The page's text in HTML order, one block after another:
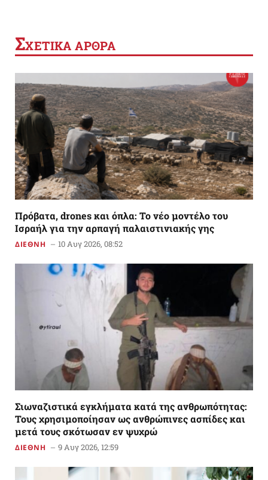
ΣΧΕΤΙΚΑ ΑΡΘΡΑ
Πρόβατα, drones και όπλα: Το νέο μοντέλο του
Ισραήλ για την αρπαγή παλαιστινιακής γης
ΔΙΕΘΝΗ 10 Αυγ 2026, 08:52
Σιωναζιστικά εγκλήματα κατά της ανθρωπότητας:
Τους χρησιμοποίησαν ως ανθρώπινες ασπίδες και
μετά τους σκότωσαν εν ψυχρώ
ΔΙΕΘΝΗ 9 Αυγ 2026, 12:59